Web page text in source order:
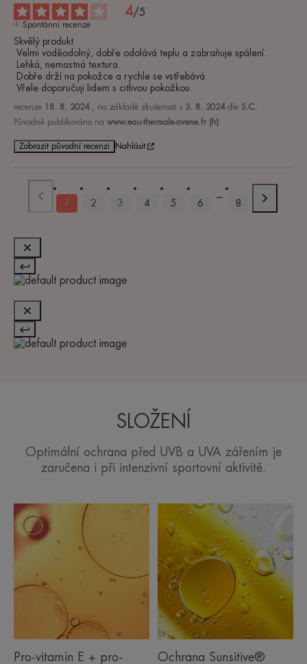
4/5
Spontánní recenze
Skvělý produkt
Vřele doporučuji lidem s citlivou pokožkou.
recenze 18. 8. 2024 , na základě zkušenosti s 3. 8. 2024 dle S.C.
Původně publikováno na www.eau-thermale-avene.fr (fr)
Zobrazit původní recenzi Nahlásit
1 2 3 4 5 6 8
SLOŽENÍ
Optimální ochrana před UVB a UVA zářením je
zaručena i při intenzivní sportovní aktivitě.
Pro-vitamin E + pro-
Ochrana Sunsitive®